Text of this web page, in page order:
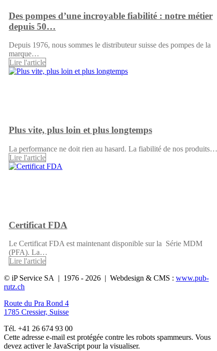
Des pompes d’une incroyable fiabilité : notre métier
depuis 50…
Depuis 1976, nous sommes le distributeur suisse des pompes de la
marque…
Lire l'article
Plus vite, plus loin et plus longtemps
La performance ne doit rien au hasard. La fiabilité de nos produits…
Lire l'article
Certificat FDA
Le Certificat FDA est maintenant disponible sur la Série MDM
(PFA). La…
Lire l'article
© iP Service SA | 1976 - 2026 | Webdesign & CMS : www.pub-
rutz.ch
Route du Pra Rond 4
1785 Cressier, Suisse
Tél. +41 26 674 93 00
Cette adresse e-mail est protégée contre les robots spammeurs. Vous
devez activer le JavaScript pour la visualiser.